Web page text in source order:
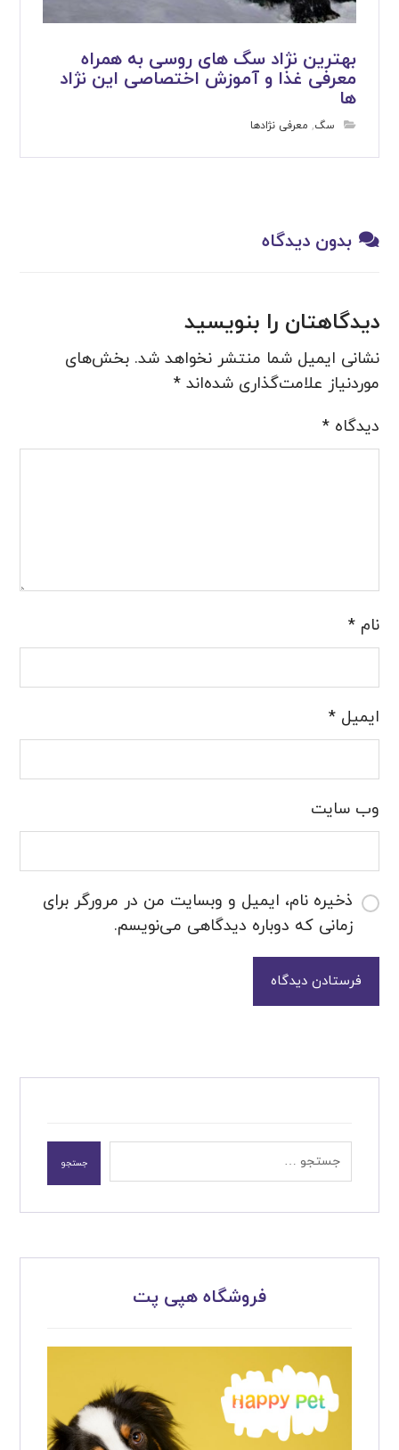
بهترین نژاد سگ های روسی به همراه
معرفی غذا و آموزش اختصاصی این نژاد
ها
سگ, معرفی نژادها
بدون دیدگاه
دیدگاهتان را بنویسید
نشانی ایمیل شما منتشر نخواهد شد. بخش‌های
موردنیاز علامت‌گذاری شده‌اند*
دیدگاه*
نام*
ایمیل*
وب‌ سایت
ذخیره نام، ایمیل و وبسایت من در مرورگر برای
زمانی که دوباره دیدگاهی می‌نویسم.
فرستادن دیدگاه
جستجو
فروشگاه هپی پت